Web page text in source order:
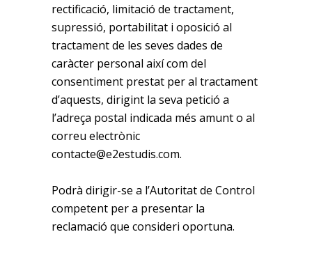
rectificació, limitació de tractament,
supressió, portabilitat i oposició al
tractament de les seves dades de
caràcter personal així com del
consentiment prestat per al tractament
d’aquests, dirigint la seva petició a
l’adreça postal indicada més amunt o al
correu electrònic
contacte@e2estudis.com.
Podrà dirigir-se a l’Autoritat de Control
competent per a presentar la
reclamació que consideri oportuna.